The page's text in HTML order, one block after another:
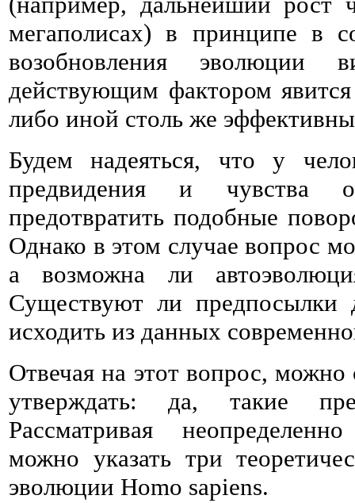
мегаполисах) в принципе в
возобновления
действующим фактором
либо иной столь же
Будем надеяться, что у
предвидения и чувства
предотвратить подобные
Однако в этом случае вопрос
а возможна ли
Существуют ли предпосылки
исходить из данных
Отвечая на этот вопрос,
утверждать: да, такие
Рассматривая
можно указать три
эволюции Homo sapiens.